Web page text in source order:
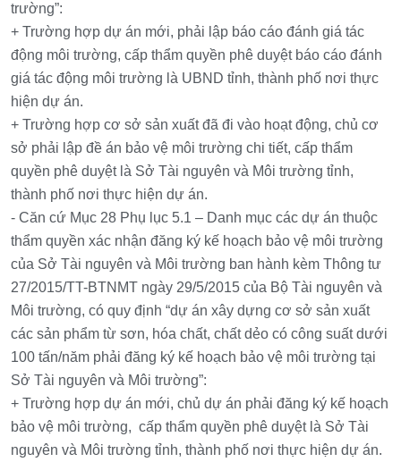
trường”:
+ Trường hợp dự án mới, phải lập báo cáo đánh giá tác
động môi trường, cấp thẩm quyền phê duyệt báo cáo đánh
giá tác động môi trường là UBND tỉnh, thành phố nơi thực
hiện dự án.
+ Trường hợp cơ sở sản xuất đã đi vào hoạt động, chủ cơ
sở phải lập đề án bảo vệ môi trường chi tiết, cấp thẩm
quyền phê duyệt là Sở Tài nguyên và Môi trường tỉnh,
thành phố nơi thực hiện dự án.
- Căn cứ Mục 28 Phụ lục 5.1 – Danh mục các dự án thuộc
thẩm quyền xác nhận đăng ký kế hoạch bảo vệ môi trường
của Sở Tài nguyên và Môi trường ban hành kèm Thông tư
27/2015/TT-BTNMT ngày 29/5/2015 của Bộ Tài nguyên và
Môi trường, có quy định “dự án xây dựng cơ sở sản xuất
các sản phẩm từ sơn, hóa chất, chất dẻo có công suất dưới
100 tấn/năm phải đăng ký kế hoạch bảo vệ môi trường tại
Sở Tài nguyên và Môi trường”:
+ Trường hợp dự án mới, chủ dự án phải đăng ký kế hoạch
bảo vệ môi trường, cấp thẩm quyền phê duyệt là Sở Tài
nguyên và Môi trường tỉnh, thành phố nơi thực hiện dự án.